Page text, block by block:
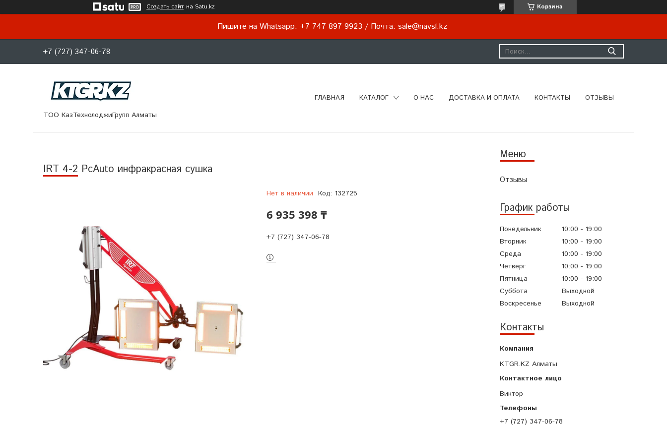
Создать сайт на Satu.kz Корзина
Пишите на Whatsapp: +7 747 897 9923 / Почта: sale@navsl.kz
+7 (727) 347-06-78
ТОО КазТехнолоджиГрупп Алматы
ГЛАВНАЯ КАТАЛОГ О НАС ДОСТАВКА И ОПЛАТА КОНТАКТЫ ОТЗЫВЫ
Отзывы
График работы
Понедельник 10:00
19:00
Вторник
10:00
19:00
Среда
10:00
19:00
Четверг
10:00
19:00
Пятница
10:00
19:00
Суббота
Выходной
Воскресенье
Выходной
Контакты
KTGR.KZ Алматы
Виктор
+7 (727) 347-06-78
IRT 4-2 PcAuto инфракрасная сушка
Нет в наличии Код: 132725
6 935 398 ₸
+7 (727) 347-06-78